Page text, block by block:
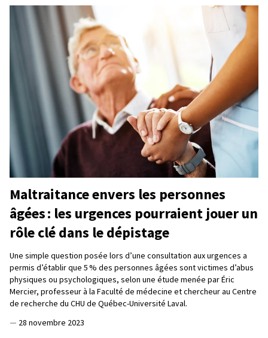
Maltraitance envers les personnes
âgées : les urgences pourraient jouer un
rôle clé dans le dépistage
Une simple question posée lors d’une consultation aux urgences a
permis d’établir que 5 % des personnes âgées sont victimes d’abus
physiques ou psychologiques, selon une étude menée par Éric
Mercier, professeur à la Faculté de médecine et chercheur au Centre
de recherche du CHU de Québec-Université Laval.
— 28 novembre 2023